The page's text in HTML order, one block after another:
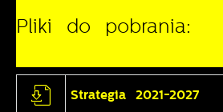
Pliki do pobrania:
Strategia 2021-2027